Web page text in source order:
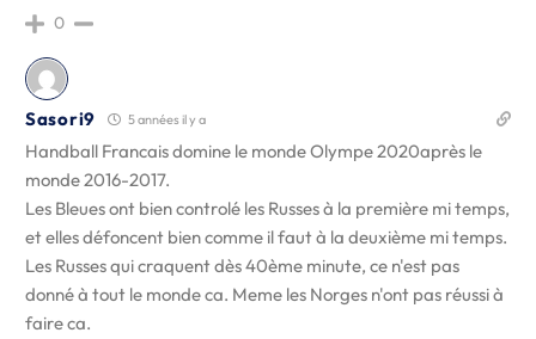
0
Sasori9 5 années il y a
Handball Francais domine le monde Olympe 2020après le
monde 2016-2017.
Les Bleues ont bien controlé les Russes à la première mi temps,
et elles défoncent bien comme il faut à la deuxième mi temps.
Les Russes qui craquent dès 40ème minute, ce n'est pas
donné à tout le monde ca. Meme les Norges n'ont pas réussi à
faire ca.